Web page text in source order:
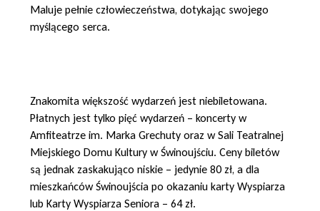
Maluje pełnie człowieczeństwa, dotykając swojego
myślącego serca.
Znakomita większość wydarzeń jest niebiletowana.
Płatnych jest tylko pięć wydarzeń – koncerty w
Amfiteatrze im. Marka Grechuty oraz w Sali Teatralnej
Miejskiego Domu Kultury w Świnoujściu. Ceny biletów
są jednak zaskakująco niskie – jedynie 80 zł, a dla
mieszkańców Świnoujścia po okazaniu karty Wyspiarza
lub Karty Wyspiarza Seniora – 64 zł.